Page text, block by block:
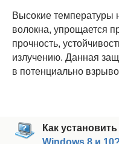
Высокие температуры
волокна, упрощается
прочность,
излучению. Данная
в потенциально
Как